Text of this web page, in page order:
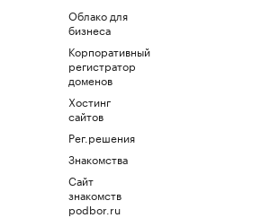
Облако для
бизнеса
Корпоративный
регистратор
доменов
Хостинг
сайтов
Рег.решения
Знакомства
Сайт
знакомств
podbor.ru